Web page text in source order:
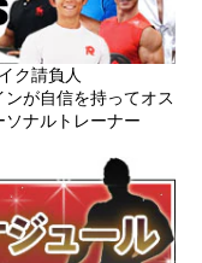
ク請負人
が自信を持ってオス
ソナルトレーナー